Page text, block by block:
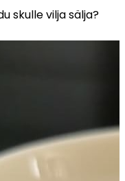
skulle vilja sälja?